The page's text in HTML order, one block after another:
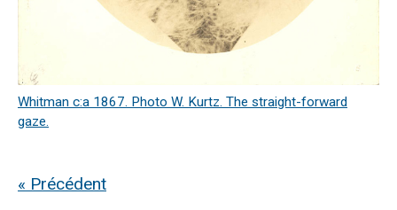
Whitman c:a 1867. Photo W. Kurtz. The straight-forward
gaze.
« Précédent